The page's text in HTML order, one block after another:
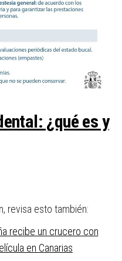
¿qué es y
revisa esto también:
recibe un crucero con
en Canarias